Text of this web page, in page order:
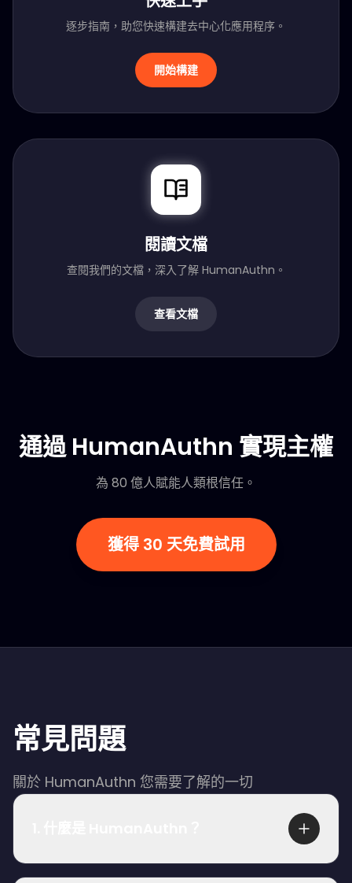
逐步指南，助您快速構建去中心化應用程序。
開始構建
閱讀文檔
查閱我們的文檔，深入了解 HumanAuthn。
查看文檔
通過 HumanAuthn 實現主權
為 80 億人賦能人類根信任。
獲得 30 天免費試用
常見問題
關於 HumanAuthn 您需要了解的一切
HumanAuthn 是一種新一代生物識別認證技術，可